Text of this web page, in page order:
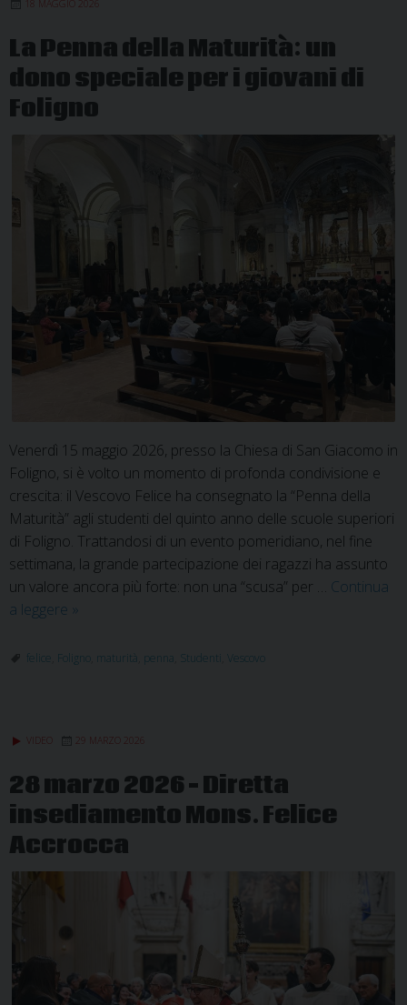
18 MAGGIO 2026
La Penna della Maturità: un
dono speciale per i giovani di
Foligno
Venerdì 15 maggio 2026, presso la Chiesa di San Giacomo in
Foligno, si è volto un momento di profonda condivisione e
crescita: il Vescovo Felice ha consegnato la “Penna della
Maturità” agli studenti del quinto anno delle scuole superiori
di Foligno. Trattandosi di un evento pomeridiano, nel fine
settimana, la grande partecipazione dei ragazzi ha assunto
un valore ancora più forte: non una “scusa” per … Continua
a leggere La
della
speciale
i
giovani
di
Foligno
»
felice Foligno maturità penna Studenti Vescovo
VIDEO 29 MARZO 2026
28 marzo 2026 – Diretta
insediamento Mons. Felice
Accrocca